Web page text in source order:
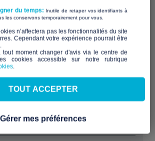
et création d'espace de
convivialité
POUR
logement
du temps: Inutile de retaper vos identifiants à
les conservons temporairement pour vous.
n’affectera pas les fonctionnalités du site
Cependant votre expérience pourrait être
tout moment changer d'avis via le centre de
cookies accessible sur notre rubrique
.
TOUT ACCEPTER
Gérer mes préférences